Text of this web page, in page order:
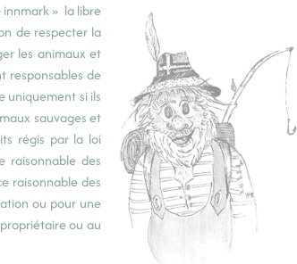
innmark » la libre
de respecter la
les animaux et
responsables de
uniquement si ils
sauvages et
régis par la loi
des
raisonnable des
ou pour une
ou au